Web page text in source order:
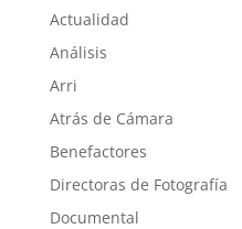
Actualidad
Análisis
Arri
Atrás de Cámara
Benefactores
Directoras de Fotografía
Documental